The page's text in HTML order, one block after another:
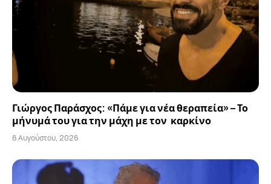
Γιώργος Παράσχος: «Πάμε για νέα θεραπεία» – Το
μήνυμά του για την μάχη με τον καρκίνο
6 Αυγούστου, 2026